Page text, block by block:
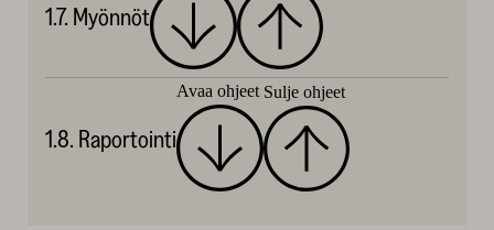
1.7. Myönnöt
1.8. Raportointi
Avaa ohjeet Sulje ohjeet